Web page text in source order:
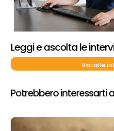
Leggi e ascolta le
Vai alle
Potrebbero interessarti